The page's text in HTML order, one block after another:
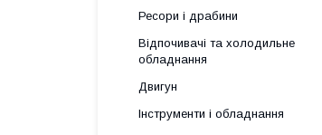
Ресори і драбини
Відпочивачі та холодильне
обладнання
Двигун
Інструменти і обладнання